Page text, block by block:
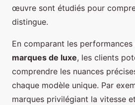
œuvre sont étudiés pour
distingue.
En comparant les
marques de luxe, les clients
comprendre les nuances
chaque modèle unique. Par
marques privilégiant la vitesse